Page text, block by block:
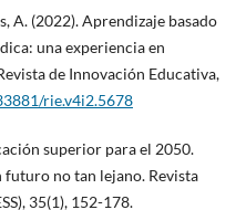
A. (2022). Aprendizaje basado
una experiencia en
de Innovación Educativa,
rie.v4i2.5678
superior para el 2050.
no tan lejano. Revista
35(1), 152-178.